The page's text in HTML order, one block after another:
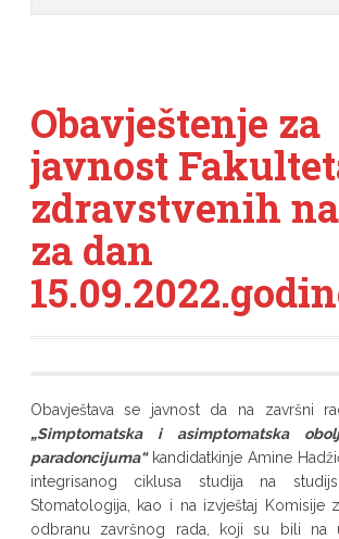
Obavještenje za
javnost
zdravstvenih
za dan
Obavještava se javnost da na završni
„Simptomatska i asimptomatska
paradoncijuma“kandidatkinje Amine
integrisanog ciklusa studija na
Stomatologija, kao i na izvještaj Komisije
odbranu završnog rada, koji su bili na